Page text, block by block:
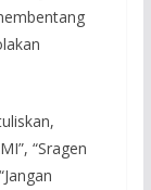
“Sragen